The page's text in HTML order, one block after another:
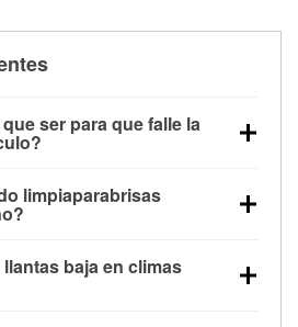
ser para que falle la
puede perder hasta la mitad de
cerca de los 0 °F, lo que
limpiaparabrisas
a disolver la sal y la nieve
para mejorar la visibilidad.
baja en climas